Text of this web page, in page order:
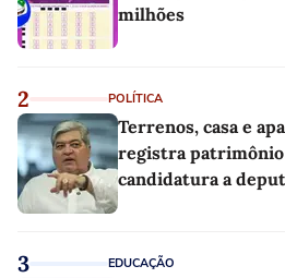
milhões
2 POLÍTICA
Terrenos, casa e
registra patrimônio
candidatura a
3 EDUCAÇÃO